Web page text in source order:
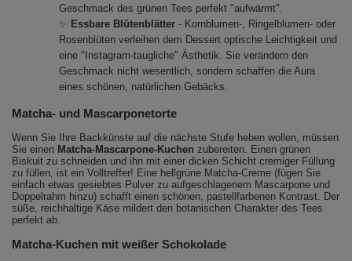
Geschmack des grünen Tees perfekt "aufwärmt".
✨ Essbare Blütenblätter - Kornblumen-, Ringelblumen- oder
Rosenblüten verleihen dem Dessert optische Leichtigkeit und
eine "Instagram-taugliche" Ästhetik. Sie verändern den
Geschmack nicht wesentlich, sondern schaffen die Aura
eines schönen, natürlichen Gebäcks.
Matcha- und Mascarponetorte
Wenn Sie Ihre Backkünste auf die nächste Stufe heben wollen, müssen
Sie einen Matcha-Mascarpone-Kuchen zubereiten. Einen grünen
Biskuit zu schneiden und ihn mit einer dicken Schicht cremiger Füllung
zu füllen, ist ein Volltreffer! Eine hellgrüne Matcha-Creme (fügen Sie
einfach etwas gesiebtes Pulver zu aufgeschlagenem Mascarpone und
Doppelrahm hinzu) schafft einen schönen, pastellfarbenen Kontrast. Der
süße, reichhaltige Käse mildert den botanischen Charakter des Tees
perfekt ab.
Matcha-Kuchen mit weißer Schokolade